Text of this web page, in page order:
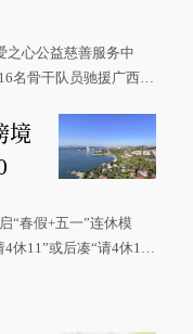
之心公益慈善服务中
名骨干队员驰援广西灾
境
“春假+五一”连休模
休11”或后凑“请4休1